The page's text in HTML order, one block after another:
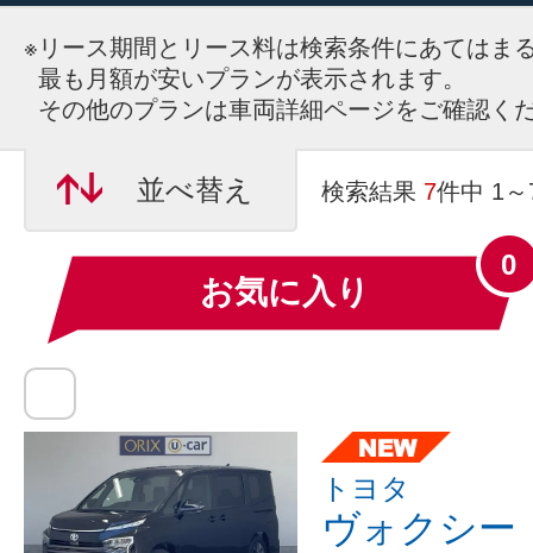
※ リース期間とリース料は検索条件にあてはま
最も月額が安いプランが表示されます。
その他のプランは車両詳細ページをご確認く
並べ替え 検索結果 7件中 1
お気に入り
0
トヨタ
ヴォクシー